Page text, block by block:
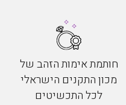
חותמת אימות הזהב של
מכון התקנים הישראלי
לכל התכשיטים